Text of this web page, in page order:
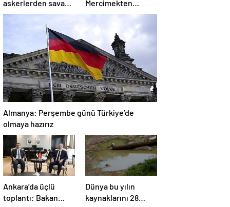
askerlerden savaş
suçu itirafı:
“Silahsız insanları
uykuda öldürdüler”
Mercimekten
ekmek yapıyorlar
Almanya: Perşembe günü Türkiye’de
olmaya hazırız
Ankara’da üçlü
toplantı: Bakan
Dünya bu yılın
kaynaklarını 28